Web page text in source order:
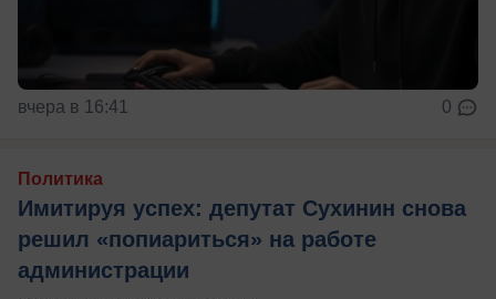
вчера в 16:41 0
Политика
Имитируя успех: депутат Сухинин снова
решил «попиариться» на работе
администрации